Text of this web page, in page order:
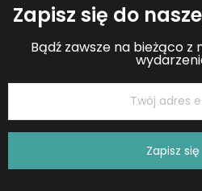
Zapisz się do
Bądź zawsze na bieżąco
Zapisz się